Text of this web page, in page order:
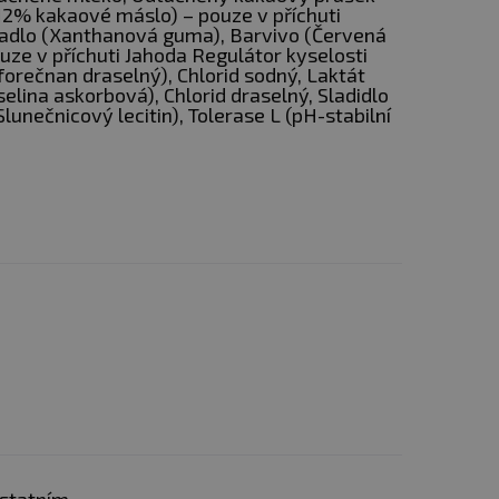
funkci imunitního
nervového
zlepšuje trávení laktózy
průmyslově
1 porci 30 min po
po dokončení tréninku
kakaové máslo) – pouze v příchuti
(Xanthanová guma), Barvivo (Červená
v příchuti Jahoda Regulátor kyselosti
draselný), Chlorid sodný, Laktát
askorbová), Chlorid draselný, Sladidlo
lecitin), Tolerase L (pH-stabilní